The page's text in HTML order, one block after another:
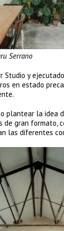
Serrano
Studio y
en estado
plantear la idea
de gran
las diferentes